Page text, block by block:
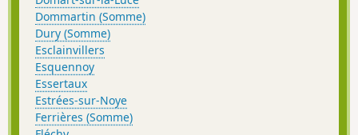
Dommartin (Somme)
Dury (Somme)
Esclainvillers
Esquennoy
Essertaux
Estrées-sur-Noye
Ferrières (Somme)